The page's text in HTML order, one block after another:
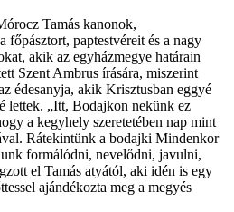
Tamás kanonok,
paptestvéreit és a nagy
akik az egyházmegye határain
Szent Ambrus írására, miszerint
édesanyja, akik Krisztusban eggyé
lettek. „Itt, Bodajkon nekünk ez
a kegyhely szeretetében nap mint
Rátekintünk a bodajki Mindenkor
formálódni, nevelődni, javulni,
el Tamás atyától, aki idén is egy
ajándékozta meg a megyés